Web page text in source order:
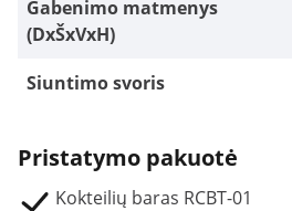
Gabenimo matmenys
(DxŠxVxH)
Siuntimo svoris
Pristatymo pakuotė
Kokteilių baras RCBT-01